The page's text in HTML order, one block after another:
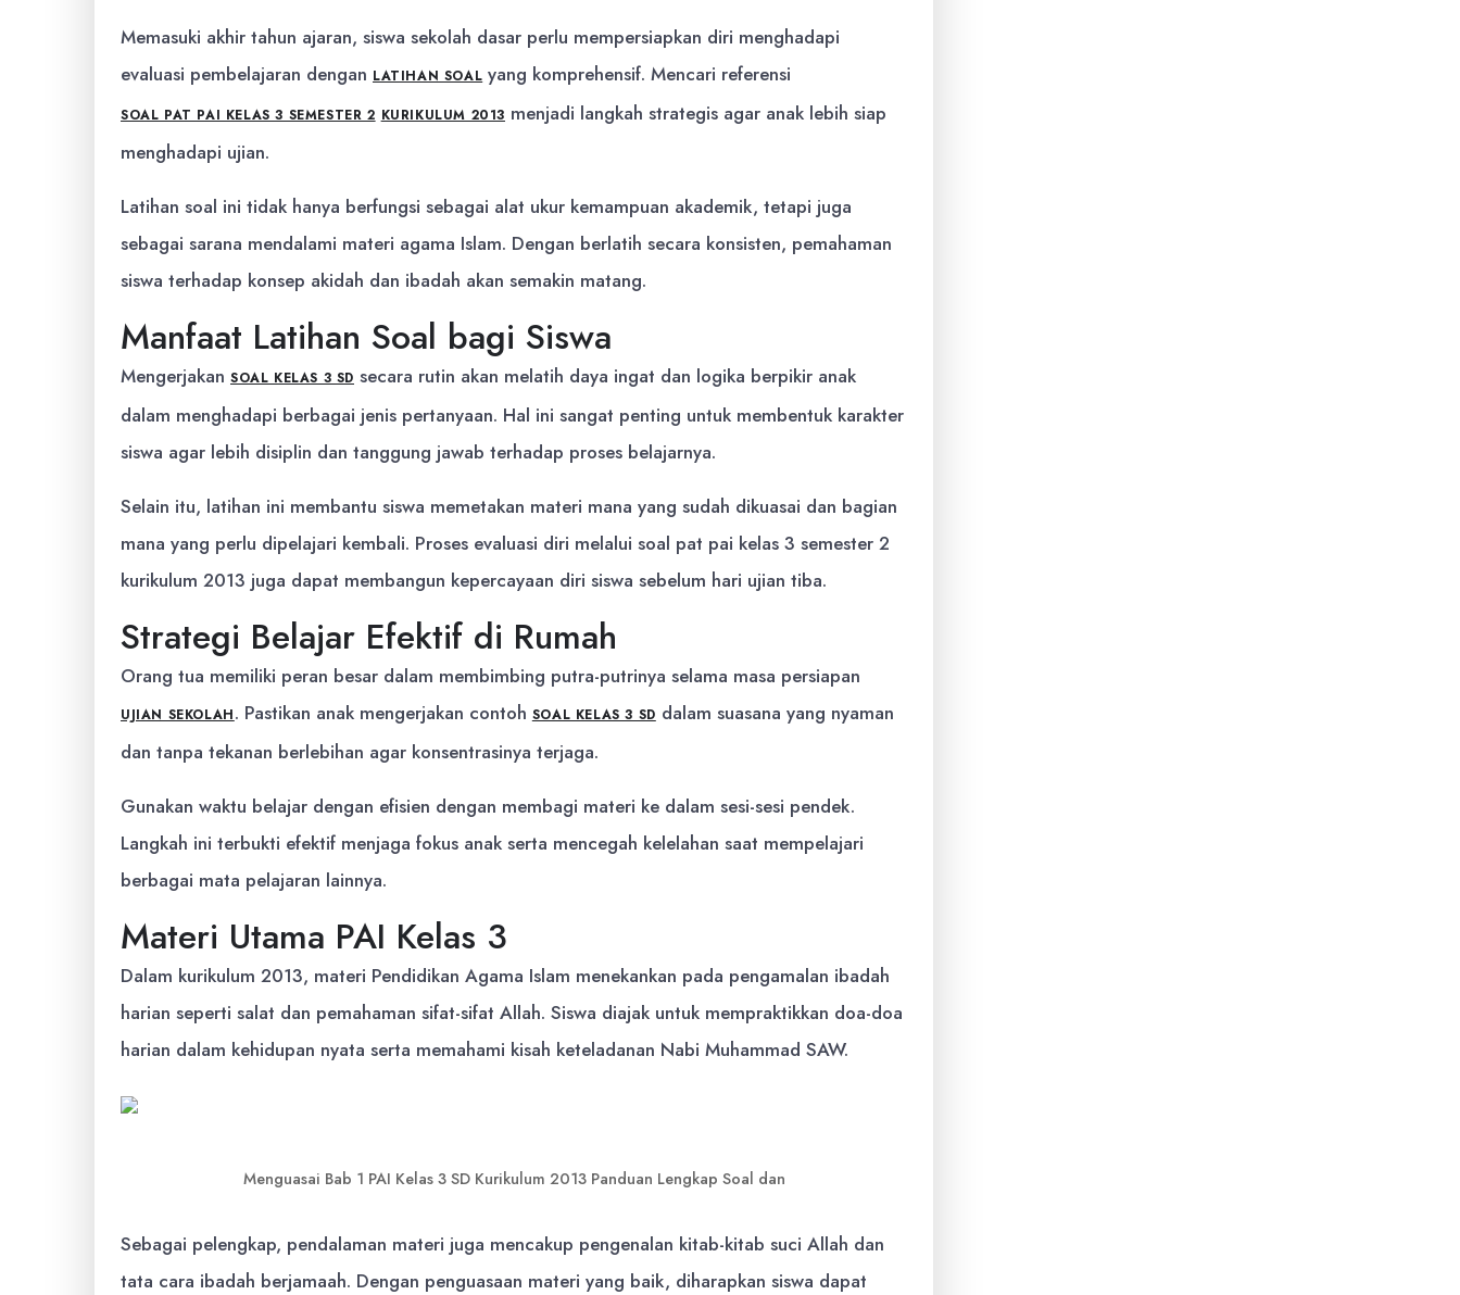
Memasuki akhir tahun ajaran, siswa sekolah dasar perlu mempersiapkan diri menghadapi
evaluasi pembelajaran dengan LATIHAN SOAL yang komprehensif. Mencari referensi
SOAL PAT PAI KELAS 3 SEMESTER 2 KURIKULUM 2013 menjadi langkah strategis agar anak lebih siap
menghadapi ujian.
Latihan soal ini tidak hanya berfungsi sebagai alat ukur kemampuan akademik, tetapi juga
sebagai sarana mendalami materi agama Islam. Dengan berlatih secara konsisten, pemahaman
siswa terhadap konsep akidah dan ibadah akan semakin matang.
Manfaat Latihan Soal bagi Siswa
Mengerjakan SOAL KELAS 3 SD secara rutin akan melatih daya ingat dan logika berpikir anak
dalam menghadapi berbagai jenis pertanyaan. Hal ini sangat penting untuk membentuk karakter
siswa agar lebih disiplin dan tanggung jawab terhadap proses belajarnya.
Selain itu, latihan ini membantu siswa memetakan materi mana yang sudah dikuasai dan bagian
mana yang perlu dipelajari kembali. Proses evaluasi diri melalui soal pat pai kelas 3 semester 2
kurikulum 2013 juga dapat membangun kepercayaan diri siswa sebelum hari ujian tiba.
Strategi Belajar Efektif di Rumah
Orang tua memiliki peran besar dalam membimbing putra-putrinya selama masa persiapan
UJIAN SEKOLAH. Pastikan anak mengerjakan contoh SOAL KELAS 3 SD dalam suasana yang nyaman
dan tanpa tekanan berlebihan agar konsentrasinya terjaga.
Gunakan waktu belajar dengan efisien dengan membagi materi ke dalam sesi-sesi pendek.
Langkah ini terbukti efektif menjaga fokus anak serta mencegah kelelahan saat mempelajari
berbagai mata pelajaran lainnya.
Materi Utama PAI Kelas 3
Dalam kurikulum 2013, materi Pendidikan Agama Islam menekankan pada pengamalan ibadah
harian seperti salat dan pemahaman sifat-sifat Allah. Siswa diajak untuk mempraktikkan doa-doa
harian dalam kehidupan nyata serta memahami kisah keteladanan Nabi Muhammad SAW.
Menguasai Bab 1 PAI Kelas 3 SD Kurikulum 2013 Panduan Lengkap Soal dan
Sebagai pelengkap, pendalaman materi juga mencakup pengenalan kitab-kitab suci Allah dan
tata cara ibadah berjamaah. Dengan penguasaan materi yang baik, diharapkan siswa dapat